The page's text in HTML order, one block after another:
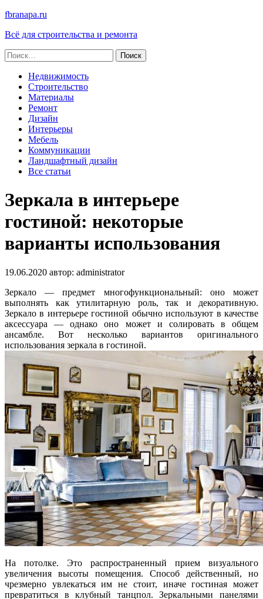
fbranapa.ru
Всё для строительства и ремонта
Найти:
Недвижимость
Строительство
Материалы
Ремонт
Дизайн
Интерьеры
Мебель
Коммуникации
Ландшафтный дизайн
Все статьи
Зеркала в интерьере
гостиной: некоторые
варианты использования
19.06.2020 автор: administrator
Зеркало — предмет многофункциональный: оно может
выполнять как утилитарную роль, так и декоративную.
Зеркало в интерьере гостиной обычно используют в качестве
аксессуара — однако оно может и солировать в общем
ансамбле. Вот несколько вариантов оригинального
использования зеркала в гостиной.
На потолке. Это распространенный прием визуального
увеличения высоты помещения. Способ действенный, но
чрезмерно увлекаться им не стоит, иначе гостиная может
превратиться в клубный танцпол. Зеркальными панелями